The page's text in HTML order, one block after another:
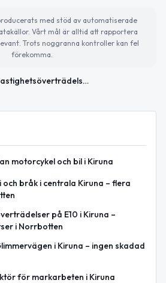
med stöd av automatiserade
Vårt mål är alltid att rapportera
Trots noggranna kontroller kan fel
förekomma.
Flera hastighetsöverträdelser och nykterhetskontroller i Norrbottens län
motorcykel och bil i Kiruna
och bråk i centrala Kiruna – flera
på E10 i Kiruna –
i Norrbotten
i Kiruna – ingen skadad
för markarbeten i Kiruna